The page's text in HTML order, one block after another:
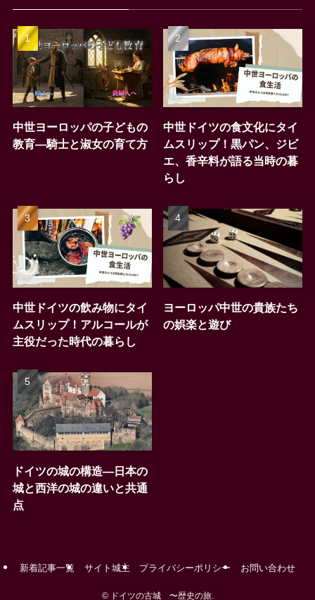
中世ヨーロッパの子どもの
教育―騎士と淑女の育て方
中世ドイツの食文化にタイ
ムスリップ！黒パン、ジビ
エ、香辛料が語る当時の暮
らし
中世ドイツの飲み物にタイ
ムスリップ！アルコールが
主役だった時代の暮らし
ヨーロッパ中世の貴族たち
の娯楽と遊び
ドイツの城の構造―日本の
城と西洋の城の違いと共通
点
新着記事一覧 サイト城主 プライバシーポリシー お問い合わせ
©ドイツの古城 〜歴史の旅.